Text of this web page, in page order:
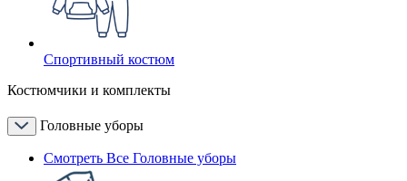
Спортивный костюм
Костюмчики и комплекты
Головные уборы
Смотреть Все Головные уборы